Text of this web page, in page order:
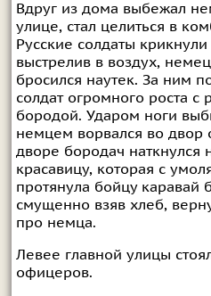
Вдруг из дома выбежал
улице, стал целиться в
Русские солдаты
выстрелив в воздух,
бросился наутек. За ним
солдат огромного роста
бородой. Ударом ноги
немцем ворвался во двор
дворе бородач
красавицу, которая с
протянула бойцу каравай
смущенно взяв хлеб,
про немца.
Левее главной улицы
офицеров.